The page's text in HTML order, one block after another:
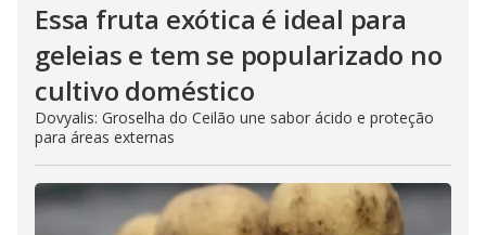
Essa fruta exótica é ideal para
geleias e tem se popularizado no
cultivo doméstico
Dovyalis: Groselha do Ceilão une sabor ácido e proteção
para áreas externas